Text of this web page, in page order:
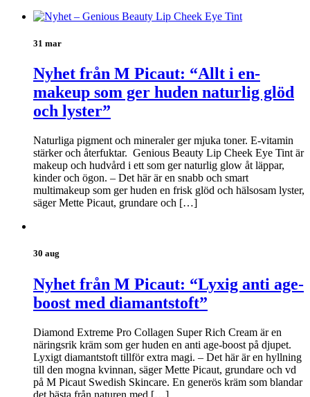
31 mar
Nyhet från M Picaut: “Allt i en-
makeup som ger huden naturlig glöd
och lyster”
Naturliga pigment och mineraler ger mjuka toner. E-vitamin
stärker och återfuktar. Genious Beauty Lip Cheek Eye Tint är
makeup och hudvård i ett som ger naturlig glow åt läppar,
kinder och ögon. – Det här är en snabb och smart
multimakeup som ger huden en frisk glöd och hälsosam lyster,
säger Mette Picaut, grundare och […]
30 aug
Nyhet från M Picaut: “Lyxig anti age-
boost med diamantstoft”
Diamond Extreme Pro Collagen Super Rich Cream är en
näringsrik kräm som ger huden en anti age-boost på djupet.
Lyxigt diamantstoft tillför extra magi. – Det här är en hyllning
till den mogna kvinnan, säger Mette Picaut, grundare och vd
på M Picaut Swedish Skincare. En generös kräm som blandar
det bästa från naturen med […]